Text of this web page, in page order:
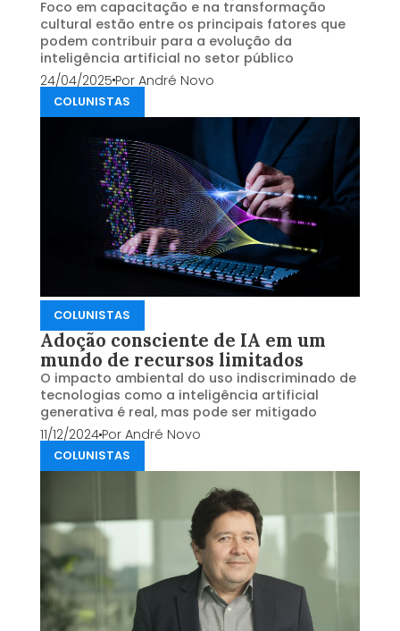
Foco em capacitação e na transformação
cultural estão entre os principais fatores que
podem contribuir para a evolução da
inteligência artificial no setor público
24/04/2025Por André Novo
COLUNISTAS
COLUNISTAS
Adoção consciente de IA em um
mundo de recursos limitados
O impacto ambiental do uso indiscriminado de
tecnologias como a inteligência artificial
generativa é real, mas pode ser mitigado
11/12/2024Por André Novo
COLUNISTAS